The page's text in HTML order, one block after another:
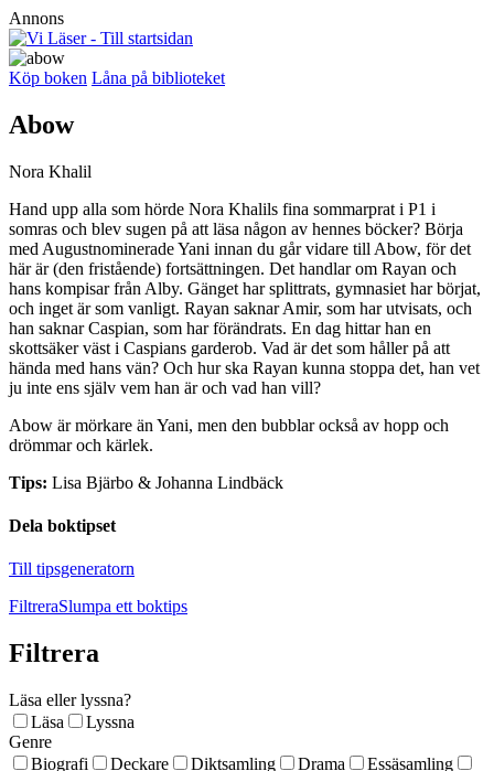
Annons
Köp boken Låna på biblioteket
Abow
Nora Khalil
Hand upp alla som hörde Nora Khalils fina sommarprat i P1 i
somras och blev sugen på att läsa någon av hennes böcker? Börja
med Augustnominerade Yani innan du går vidare till Abow, för det
här är (den fristående) fortsättningen. Det handlar om Rayan och
hans kompisar från Alby. Gänget har splittrats, gymnasiet har börjat,
och inget är som vanligt. Rayan saknar Amir, som har utvisats, och
han saknar Caspian, som har förändrats. En dag hittar han en
skottsäker väst i Caspians garderob. Vad är det som håller på att
hända med hans vän? Och hur ska Rayan kunna stoppa det, han vet
ju inte ens själv vem han är och vad han vill?
Abow är mörkare än Yani, men den bubblar också av hopp och
drömmar och kärlek.
Tips: Lisa Bjärbo & Johanna Lindbäck
Dela boktipset
Till tipsgeneratorn
FiltreraSlumpa ett boktips
Filtrera
Läsa eller lyssna?
Läsa
Lyssna
Genre
Biografi
Deckare Diktsamling Drama
Essäsamling